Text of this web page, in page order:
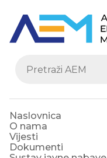
Naslovnica
O nama
Vijesti
Dokumenti